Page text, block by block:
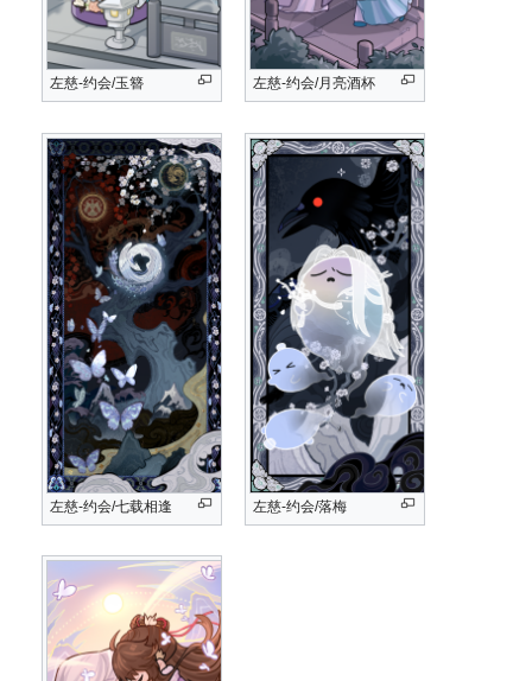
左慈-约会/玉簪 左慈-约会/月亮酒杯
左慈-约会/七载相逢 左慈-约会/落梅